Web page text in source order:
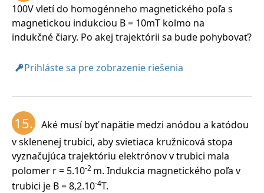
100V vletí do homogénneho magnetického poľa s
magnetickou indukciou B = 10mT kolmo na
indukčné čiary. Po akej trajektórii sa bude pohybovať?
Prihláste sa pre zobrazenie riešenia
15.
Aké musí byť napätie medzi anódou a katódou
v sklenenej trubici, aby svietiaca kružnicová stopa
vyznačujúca trajektóriu elektrónov v trubici mala
polomer r = 5.10-2 m. Indukcia magnetického poľa v
trubici je B = 8,2.10-4T.